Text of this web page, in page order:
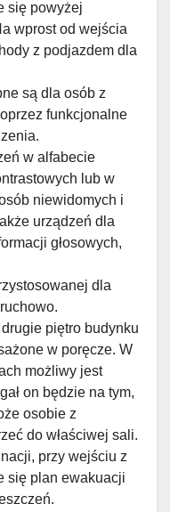
się powyżej
wprost od wejścia
z podjazdem dla
są dla osób z
funkcjonalne
w alfabecie
lub w
niewidomych i
urządzeń dla
głosowych,
dla
piętro budynku
w poręcze. W
możliwy jest
on będzie na tym,
osobie z
do właściwej sali.
przy wejściu z
się plan ewakuacji